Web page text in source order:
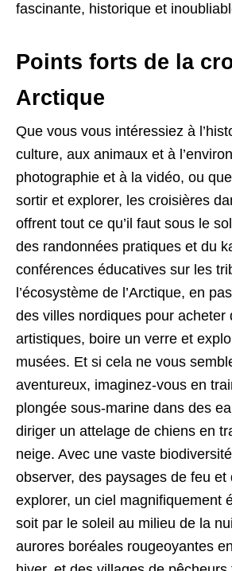
fascinante, historique et
Points forts de la
Arctique
Que vous vous intéressiez à
culture, aux animaux et à
photographie et à la vidéo, ou
sortir et explorer, les croisières
offrent tout ce qu’il faut sous le
des randonnées pratiques et du
conférences éducatives sur les
l’écosystème de l’Arctique, en
des villes nordiques pour acheter
artistiques, boire un verre et
musées. Et si cela ne vous
aventureux, imaginez-vous en
plongée sous-marine dans des
diriger un attelage de chiens en
neige. Avec une vaste
observer, des paysages de feu et
explorer, un ciel magnifiquement
soit par le soleil au milieu de la
aurores boréales rougeoyantes